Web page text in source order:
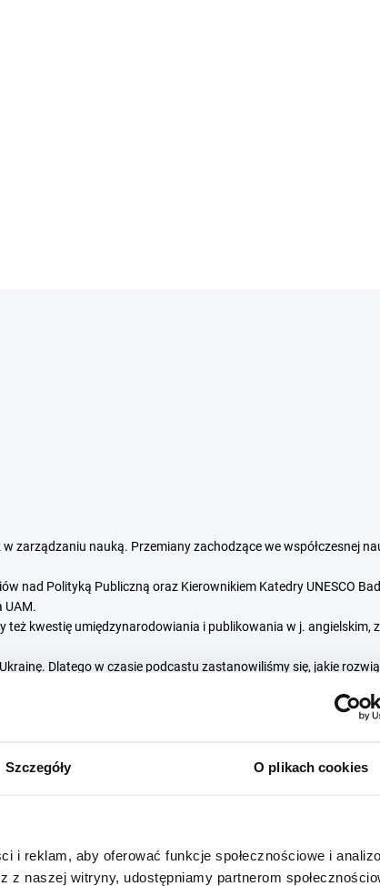
Szczegóły O plikach cookies
i reklam, aby oferować funkcje społecznościowe i
naszej witryny, udostępniamy partnerom
zarządzaniu nauką. Przemiany zachodzące we współczesnej
nad Polityką Publiczną oraz Kierownikiem Katedry UNESCO
UAM.
kwestię umiędzynarodowiania i publikowania w j. angielskim,
Dlatego w czasie podcastu zastanowiliśmy się, jakie
z UAM w tym obszarze. Podjęliśmy się także odpowiedzi
Ukrainie.